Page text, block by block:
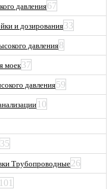
давления67
и дозирования33
давления8
моек37
давления59
10
35
Трубопроводные26
101